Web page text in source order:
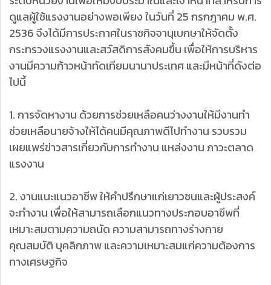
ดูแลผู้ใช้แรงงานอย่างพอเพียง ในวันที่ 25 กรกฎาคม พ.ศ.
2536 จึงได้มีการประกาศในราชกิจจานุเบกษาให้จัดตั้ง
กระทรวงแรงงานและสวัสดิการสังคมขึ้น เพื่อให้การบริหาร
งานมีความก้าวหน้าทัดเทียมนานาประเทศ และมีหน้าที่ดังต่อ
ไปนี้
1. การจัดหางาน ด้วยการช่วยเหลือคนว่างงานให้มีงานทำ
ช่วยเหลือนายจ้างให้ได้คนมีคุณภาพดีไปทำงาน รวบรวม
เผยแพร่ข่าวสารเกี่ยวกับการทำงาน แหล่งงาน ภาวะตลาด
แรงงาน
2. งานแนะแนวอาชีพ ให้คำปรึกษาแก่เยาวชนและผู้ประสงค์
จะทำงาน เพื่อให้สามารถเลือกแนวทางประกอบอาชีพที่
เหมาะสมตามความถนัด ความสามารถทางร่างกาย
คุณสมบัติ บุคลิกภาพ และความเหมาะสมแก่ความต้องการ
ทางเศรษฐกิจ